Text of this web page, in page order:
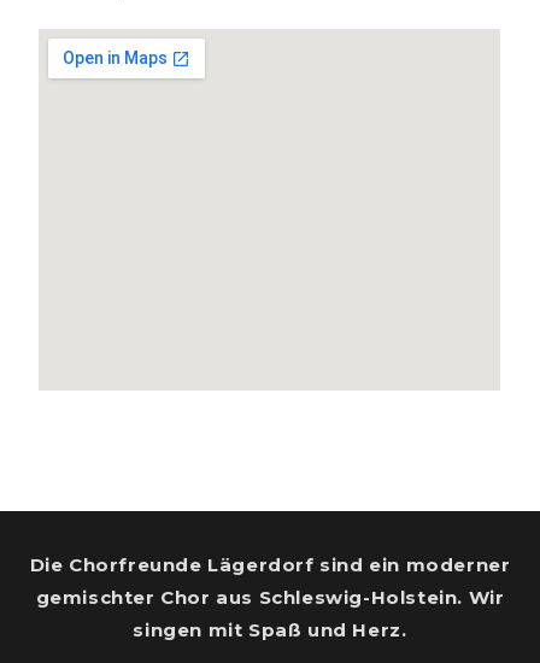
Die Chorfreunde Lägerdorf sind ein moderner
gemischter Chor aus Schleswig-Holstein. Wir
singen mit Spaß und Herz.